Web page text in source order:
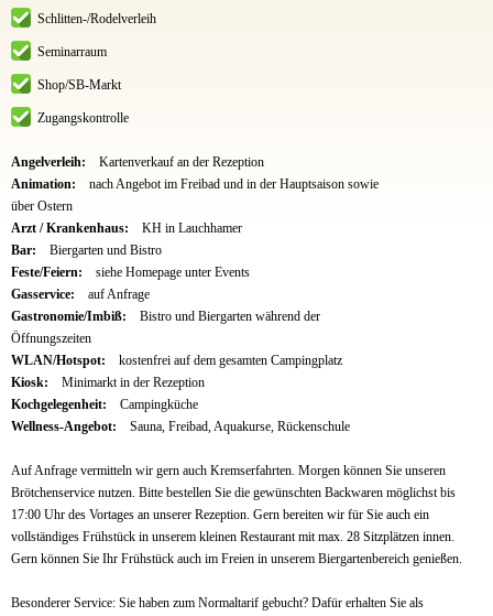
Schlitten-/Rodelverleih
Seminarraum
Shop/SB-Markt
Zugangskontrolle
Angelverleih:
Kartenverkauf an der Rezeption
Animation:
nach Angebot im Freibad und in der Hauptsaison sowie
über Ostern
Arzt / Krankenhaus:
KH in Lauchhamer
Bar:
Biergarten und Bistro
Feste/Feiern:
siehe Homepage unter Events
Gasservice:
auf Anfrage
Gastronomie/Imbiß:
Bistro und Biergarten während der
Öffnungszeiten
WLAN/Hotspot:
kostenfrei auf dem gesamten Campingplatz
Kiosk:
Minimarkt in der Rezeption
Kochgelegenheit:
Campingküche
Wellness-Angebot:
Sauna, Freibad, Aquakurse, Rückenschule
Auf Anfrage vermitteln wir gern auch Kremserfahrten. Morgen können Sie unseren
Brötchenservice nutzen. Bitte bestellen Sie die gewünschten Backwaren möglichst bis
17:00 Uhr des Vortages an unserer Rezeption. Gern bereiten wir für Sie auch ein
vollständiges Frühstück in unserem kleinen Restaurant mit max. 28 Sitzplätzen innen.
Gern können Sie Ihr Frühstück auch im Freien in unserem Biergartenbereich genießen.
Besonderer Service: Sie haben zum Normaltarif gebucht? Dafür erhalten Sie als